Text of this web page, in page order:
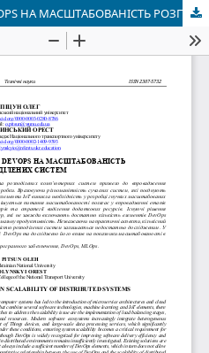
ВПЛИВ СТАБІЛЬНОСТІ DEVOPS НА МАСШТАБОВАНІСТЬ РОЗПОДІЛЕНИХ СИСТЕМ